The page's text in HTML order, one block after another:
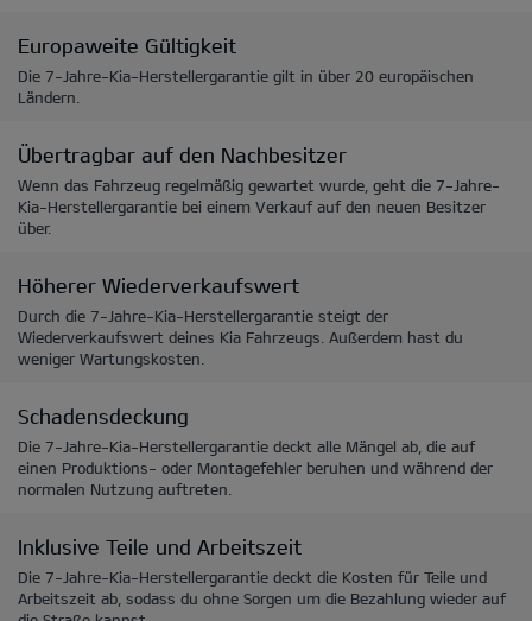
Europaweite Gültigkeit
Die 7-Jahre-Kia-Herstellergarantie gilt in über 20 europäischen
Ländern.
Übertragbar auf den Nachbesitzer
Wenn das Fahrzeug regelmäßig gewartet wurde, geht die 7-Jahre-
Kia-Herstellergarantie bei einem Verkauf auf den neuen Besitzer
über.
Höherer Wiederverkaufswert
Durch die 7-Jahre-Kia-Herstellergarantie steigt der
Wiederverkaufswert deines Kia Fahrzeugs. Außerdem hast du
weniger Wartungskosten.
Schadensdeckung
Die 7-Jahre-Kia-Herstellergarantie deckt alle Mängel ab, die auf
einen Produktions- oder Montagefehler beruhen und während der
normalen Nutzung auftreten.
Inklusive Teile und Arbeitszeit
Die 7-Jahre-Kia-Herstellergarantie deckt die Kosten für Teile und
Arbeitszeit ab, sodass du ohne Sorgen um die Bezahlung wieder auf